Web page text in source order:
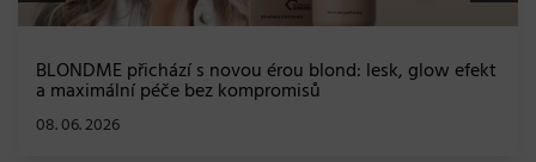
BLONDME přichází s novou érou blond: lesk, glow efekt
a maximální péče bez kompromisů
08. 06. 2026